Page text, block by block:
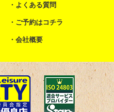
よくある質問
ご予約はコチラ
会社概要